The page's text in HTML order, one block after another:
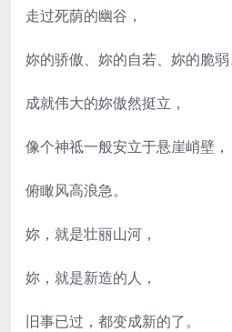
走过死荫的幽谷，
妳的骄傲、妳的自若、妳的脆弱
成就伟大的妳傲然挺立，
像个神祗一般安立于悬崖峭壁，
俯瞰风高浪急。
妳，就是壮丽山河，
妳，就是新造的人，
旧事已过，都变成新的了。